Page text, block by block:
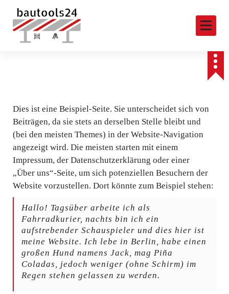
Dies ist eine Beispiel-Seite. Sie unterscheidet sich von
Beiträgen, da sie stets an derselben Stelle bleibt und
(bei den meisten Themes) in der Website-Navigation
angezeigt wird. Die meisten starten mit einem
Impressum, der Datenschutzerklärung oder einer
„Über uns“-Seite, um sich potenziellen Besuchern der
Website vorzustellen. Dort könnte zum Beispiel stehen:
Hallo! Tagsüber arbeite ich als
Fahrradkurier, nachts bin ich ein
aufstrebender Schauspieler und dies hier ist
meine Website. Ich lebe in Berlin, habe einen
großen Hund namens Jack, mag Piña
Coladas, jedoch weniger (ohne Schirm) im
Regen stehen gelassen zu werden.